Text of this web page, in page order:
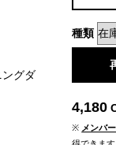
グダ
種類
4,180
※ メンバ